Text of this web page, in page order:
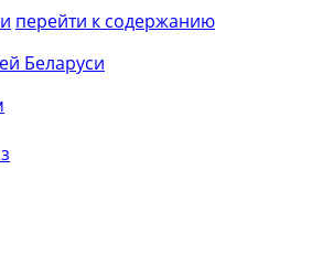
перейти к содержанию
Беларуси